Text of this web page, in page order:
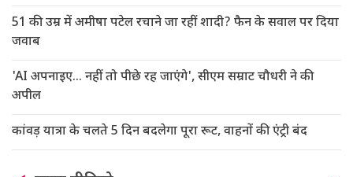
51 की उम्र में अमीषा पटेल रचाने जा रहीं शादी? फैन के सवाल पर दिया
जवाब
'AI अपनाइए... नहीं तो पीछे रह जाएंगे', सीएम सम्राट चौधरी ने की
अपील
कांवड़ यात्रा के चलते 5 दिन बदलेगा पूरा रूट, वाहनों की एंट्री बंद